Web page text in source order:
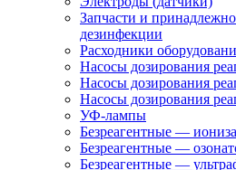
Запчасти и
дезинфекции
Расходники
Насосы дозирования
Насосы дозирования
Насосы дозирования
УФ-лампы
Безреагентные —
Безреагентные —
Безреагентные —